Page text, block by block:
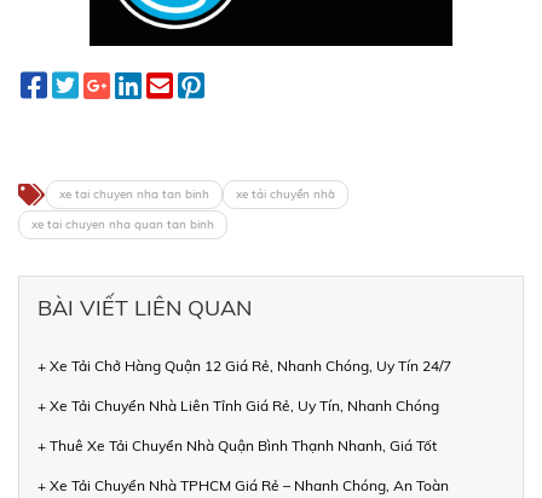
xe tai chuyen nha tan binh
xe tải chuyển nhà
xe tai chuyen nha quan tan binh
BÀI VIẾT LIÊN QUAN
+ Xe Tải Chở Hàng Quận 12 Giá Rẻ, Nhanh Chóng, Uy Tín 24/7
+ Xe Tải Chuyển Nhà Liên Tỉnh Giá Rẻ, Uy Tín, Nhanh Chóng
+ Thuê Xe Tải Chuyển Nhà Quận Bình Thạnh Nhanh, Giá Tốt
+ Xe Tải Chuyển Nhà TPHCM Giá Rẻ – Nhanh Chóng, An Toàn